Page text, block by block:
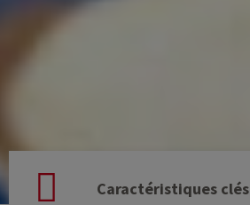
Caractéristiques clés